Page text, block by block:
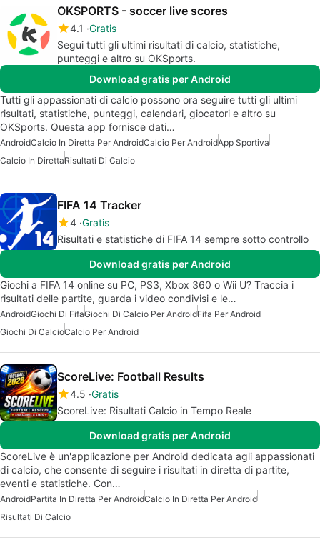
OKSPORTS - soccer live scores
4.1 Gratis
Segui tutti gli ultimi risultati di calcio, statistiche,
punteggi e altro su OKSports.
Download gratis per Android
Tutti gli appassionati di calcio possono ora seguire tutti gli ultimi
risultati, statistiche, punteggi, calendari, giocatori e altro su
OKSports. Questa app fornisce dati…
AndroidCalcio In Diretta Per AndroidCalcio Per AndroidApp Sportiva
Calcio In DirettaRisultati Di Calcio
FIFA 14 Tracker
4 Gratis
Risultati e statistiche di FIFA 14 sempre sotto controllo
Download gratis per Android
Giochi a FIFA 14 online su PC, PS3, Xbox 360 o Wii U? Traccia i
risultati delle partite, guarda i video condivisi e le…
AndroidGiochi Di FifaGiochi Di Calcio Per AndroidFifa Per Android
Giochi Di CalcioCalcio Per Android
ScoreLive: Football Results
4.5 Gratis
ScoreLive: Risultati Calcio in Tempo Reale
Download gratis per Android
ScoreLive è un'applicazione per Android dedicata agli appassionati
di calcio, che consente di seguire i risultati in diretta di partite,
eventi e statistiche. Con…
AndroidPartita In Diretta Per AndroidCalcio In Diretta Per Android
Risultati Di Calcio